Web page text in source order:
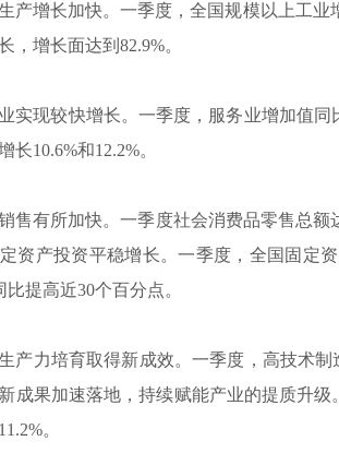
产增长加快。一季度，全国规模以上工
，增长面达到82.9%。
实现较快增长。一季度，服务业增加值
长10.6%和12.2%。
售有所加快。一季度社会消费品零售总
资产投资平稳增长。一季度，全国固定
比提高近30个百分点。
产力培育取得新成效。一季度，高技术
成果加速落地，持续赋能产业的提质升
。